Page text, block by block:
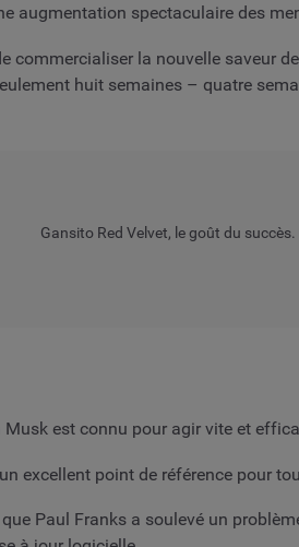
augmentation spectaculaire des
commercialiser la nouvelle saveur
huit semaines – quatre
Gansito Red Velvet, le goût du succès.
Musk est connu pour agir vite et
un excellent point de référence pour
Paul Franks a soulevé un